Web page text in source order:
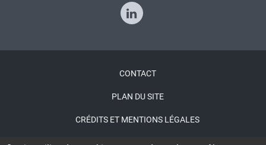
CONTACT
PLAN DU SITE
CRÉDITS ET MENTIONS LÉGALES
ACCESSIBILITÉ : NON CONFORME